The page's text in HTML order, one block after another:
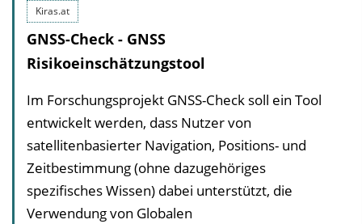
Kiras.at
GNSS-Check - GNSS
Risikoeinschätzungstool
Im Forschungsprojekt GNSS-Check soll ein Tool
entwickelt werden, dass Nutzer von
satellitenbasierter Navigation, Positions- und
Zeitbestimmung (ohne dazugehöriges
spezifisches Wissen) dabei unterstützt, die
Verwendung von Globalen